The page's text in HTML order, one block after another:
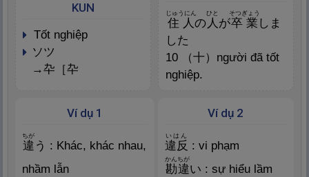
住 人
じゅうにん
の 人
ひと
が卒 業
そつぎょう
しま
した
10 （十）người đã tốt
nghiệp.
KUN
tốt nghiệp
ソツ
→卆 ［卆
Ví dụ 1
違
ちが
う : Khác, khác nhau,
nhầm lẫn
Ví dụ 2
違反
いはん
: vi phạm
勘違
かんちが
い : sự hiểu lầm